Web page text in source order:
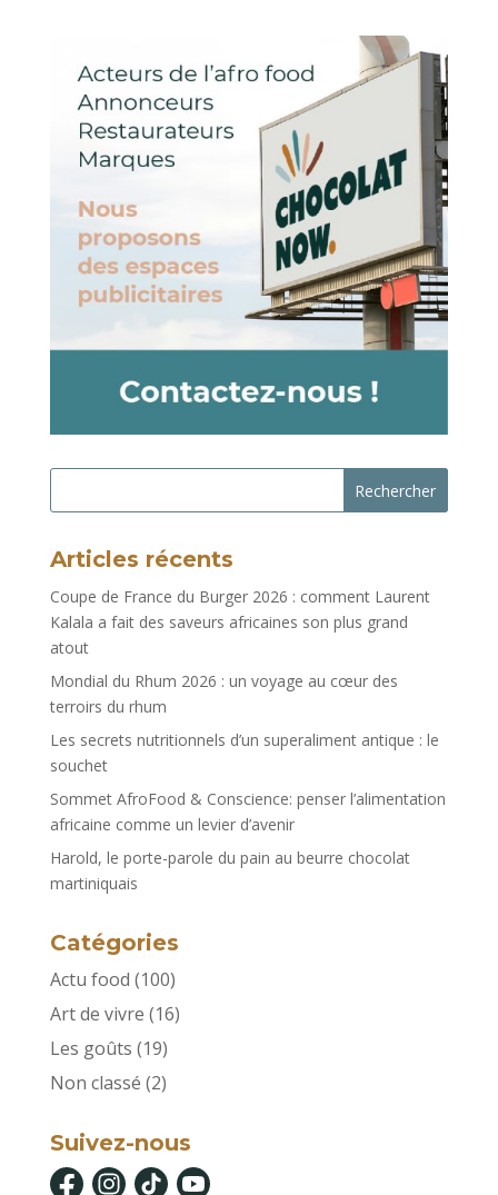
Rechercher
Articles récents
Coupe de France du Burger 2026 : comment Laurent
Kalala a fait des saveurs africaines son plus grand
atout
Mondial du Rhum 2026 : un voyage au cœur des
terroirs du rhum
Les secrets nutritionnels d’un superaliment antique : le
souchet
Sommet AfroFood & Conscience: penser l’alimentation
africaine comme un levier d’avenir
Harold, le porte-parole du pain au beurre chocolat
martiniquais
Catégories
Actu food (100)
Art de vivre (16)
Les goûts (19)
Non classé (2)
Suivez-nous